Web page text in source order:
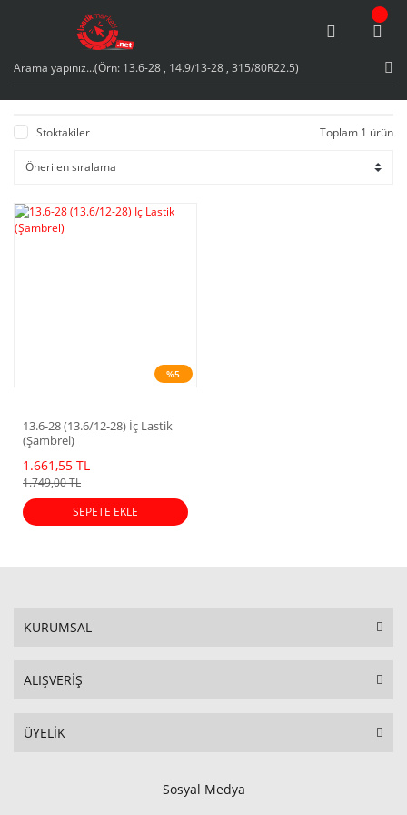
Stoktakiler Toplam 1 ürün
%5
13.6-28 (13.6/12-28) İç Lastik
(Şambrel)
1.661,55 TL
1.749,00 TL
SEPETE EKLE
KURUMSAL
ALIŞVERİŞ
ÜYELİK
Sosyal Medya